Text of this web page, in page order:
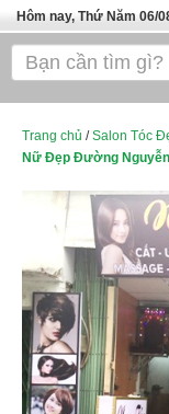
Hôm nay, Thứ Năm 06/
Trang chủ
SPA TPHCM
TUYỂN DỤNG
Thể Dục Thẩm Mỹ
TOP SÀI GÒN
Mỹ Phẩm
Dịch Vụ Y Tế
Trang chủ /Salon Tóc
Nữ Đẹp Đường